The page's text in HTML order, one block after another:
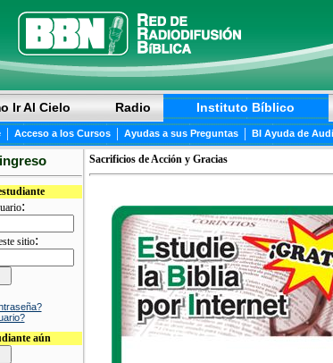
Ir Al Cielo Radio Instituto Bíblico
| Acceso a los Cursos | Ayudas a sus Preguntas | BI Ayuda de
:
sitio:
aún
Sacrificios de Acción y Gracias